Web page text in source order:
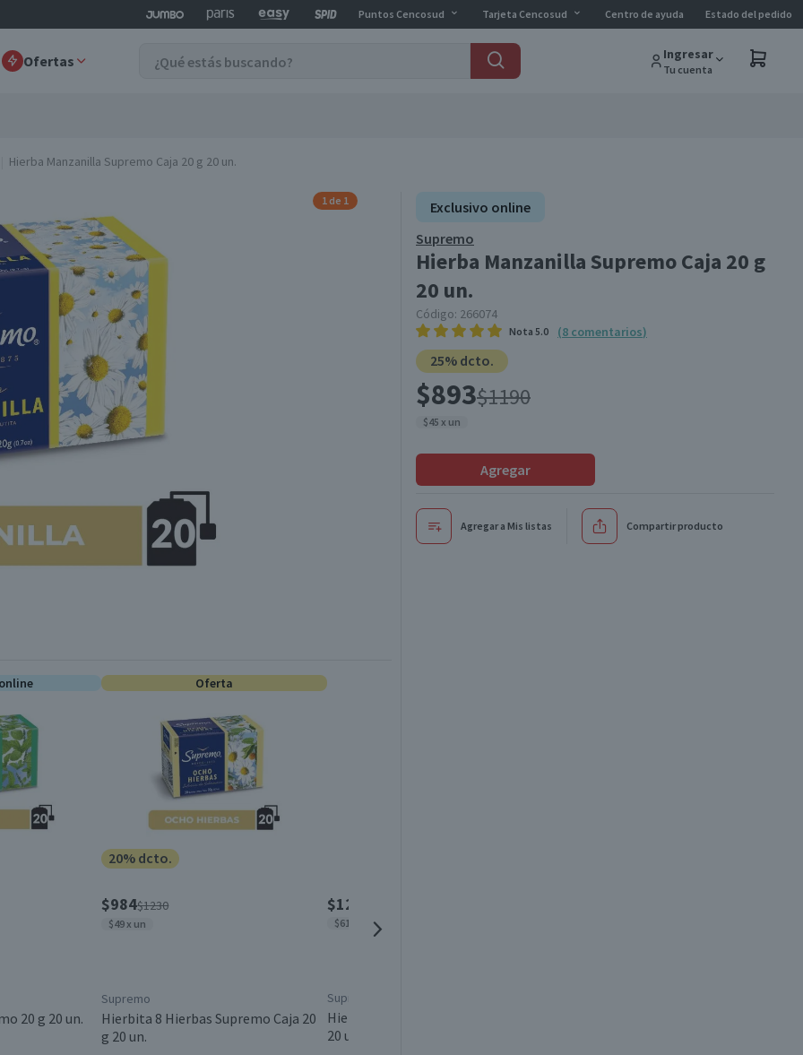
Puntos Cencosud Tarjeta Cencosud Centro de ayuda Estado del pedido
Ofertas Ingresar
Tu cuenta
Hierba Manzanilla Supremo Caja 20 g 20 un.
Exclusivo online
Supremo
Hierba Manzanilla Supremo Caja 20 g
20 un.
Código: 266074
Nota 5.0 (8 comentarios)
25% dcto.
$893$1190
$45 x un
Agregar
Agregar a Mis listas Compartir producto
1 de 1
20 g 20 un.
Oferta
20% dcto.
$984$1230
$49 x un
Supremo
Hierbita 8 Hierbas Supremo Caja 20
g 20 un.
$1220
$61 x un
Supremo
Hierbas Surtidas Supremo Caja 20.4 g
20 un.